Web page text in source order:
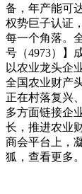
备，年产能可
权势巨子认证
每一个角落。
号（4973）】
以农业龙头企
全国农业财产
正在村落复兴
多方面链接企
长，推进农业
商会平台上，
狐，查看更多。